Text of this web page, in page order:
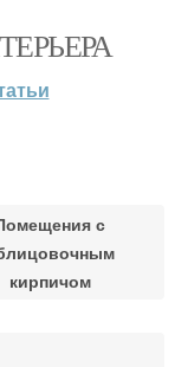
с
кирпичом